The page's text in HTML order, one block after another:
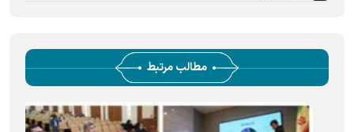
مطالب مرتبط